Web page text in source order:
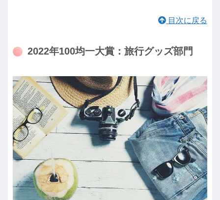
目次に戻る
2022年100均一大賞：旅行グッズ部門